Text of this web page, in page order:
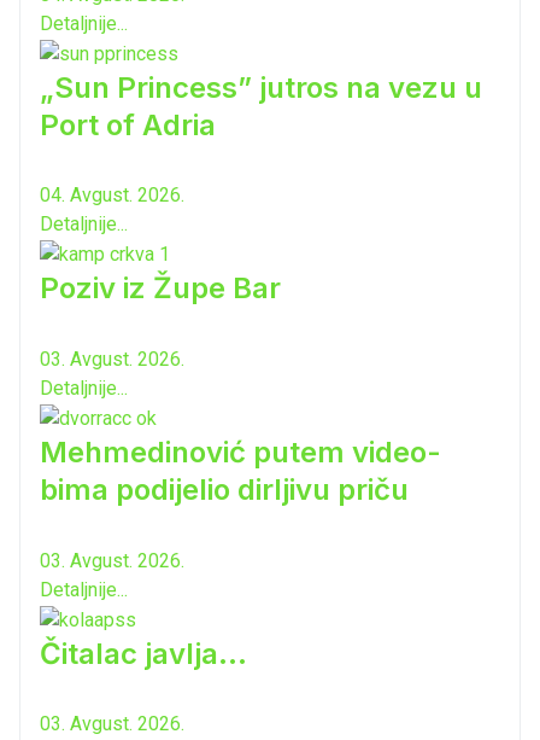
Detaljnije...
„Sun Princess” jutros na vezu u
Port of Adria
04. Avgust. 2026.
Detaljnije...
Poziv iz Župe Bar
03. Avgust. 2026.
Detaljnije...
Mehmedinović putem video-
bima podijelio dirljivu priču
03. Avgust. 2026.
Detaljnije...
Čitalac javlja...
03. Avgust. 2026.